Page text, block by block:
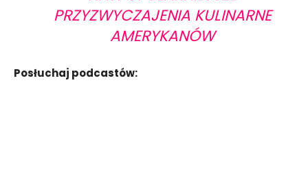
PRZYZWYCZAJENIA KULINARNE
AMERYKANÓW
Posłuchaj podcastów: